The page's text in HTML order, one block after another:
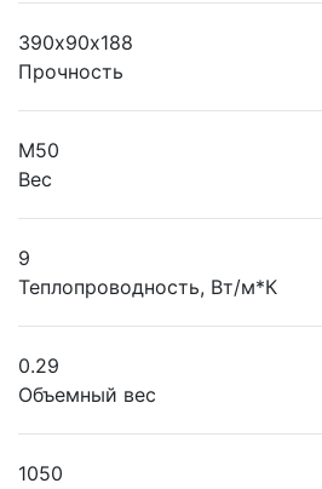
390х90х188
Прочность
М50
Вес
9
Теплопроводность, Вт/м*К
0.29
Объемный вес
1050